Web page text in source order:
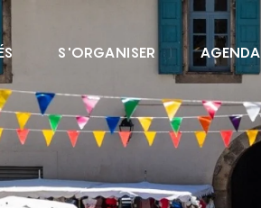
S'ORGANISER AGENDA
AGENDA